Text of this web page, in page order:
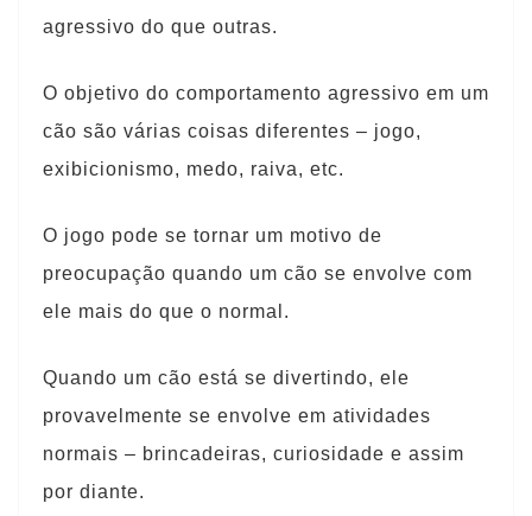
agressivo do que outras.
O objetivo do comportamento agressivo em um
cão são várias coisas diferentes – jogo,
exibicionismo, medo, raiva, etc.
O jogo pode se tornar um motivo de
preocupação quando um cão se envolve com
ele mais do que o normal.
Quando um cão está se divertindo, ele
provavelmente se envolve em atividades
normais – brincadeiras, curiosidade e assim
por diante.